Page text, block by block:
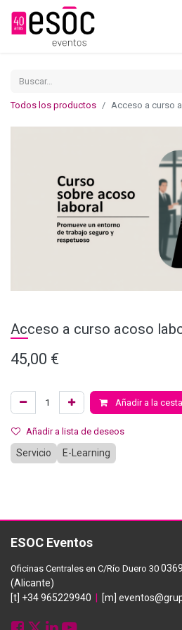
Todos los productos Acceso a curso
Acceso a curso acoso
45,00 €
Añadir a la cesta
Añadir a lista de deseos
Servicio E-Learning
ESOC Eventos
Oficinas Centrales en C/Río Duero 30
(Alicante)
[t] +34 965229940
[m]